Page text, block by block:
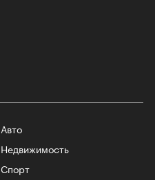
Авто
Недвижимость
Спорт